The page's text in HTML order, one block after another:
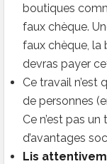
boutiques
faux chèque.
faux chèque, la
devras payer
Ce travail n’est
de personnes
Ce n’est pas un
d’avantages
Lis